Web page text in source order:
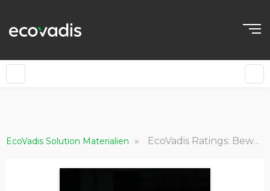
EcoVadis Solution Materialien » EcoVadis Ratings: Bewertungsprinzipien für besonders kleine Unternehmen (XS)